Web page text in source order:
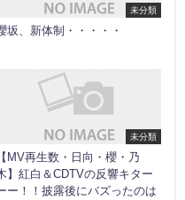
未分類
坂、新体制・・・・・
未分類
【MV再生数・日向・櫻・乃
】紅白＆CDTVの反響キター
ー！！披露後にバズったのは